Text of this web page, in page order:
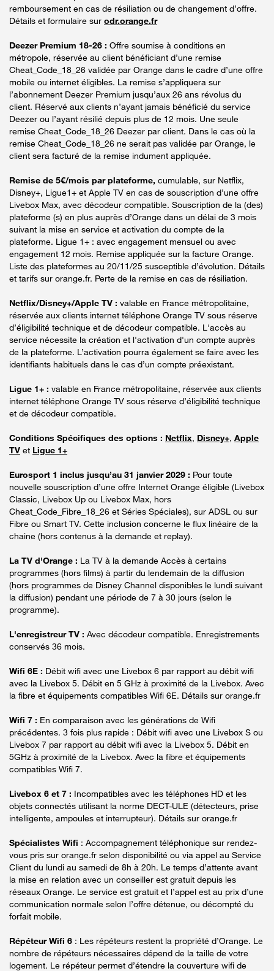
remboursement en cas de résiliation ou de changement d’offre.
Détails et formulaire sur odr.orange.fr
Deezer Premium 18-26 : Offre soumise à conditions en
métropole, réservée au client bénéficiant d’une remise
Cheat_Code_18_26 validée par Orange dans le cadre d’une offre
mobile ou internet éligibles. La remise s’appliquera sur
l’abonnement Deezer Premium jusqu’aux 26 ans révolus du
client. Réservé aux clients n’ayant jamais bénéficié du service
Deezer ou l’ayant résilié depuis plus de 12 mois. Une seule
remise Cheat_Code_18_26 Deezer par client. Dans le cas où la
remise Cheat_Code_18_26 ne serait pas validée par Orange, le
client sera facturé de la remise indument appliquée.
Remise de 5€/mois par plateforme, cumulable, sur Netflix,
Disney+, Ligue1+ et Apple TV en cas de souscription d’une offre
Livebox Max, avec décodeur compatible. Souscription de la (des)
plateforme (s) en plus auprès d’Orange dans un délai de 3 mois
suivant la mise en service et activation du compte de la
plateforme. Ligue 1+ : avec engagement mensuel ou avec
engagement 12 mois. Remise appliquée sur la facture Orange.
Liste des plateformes au 20/11/25 susceptible d’évolution. Détails
et tarifs sur orange.fr. Perte de la remise en cas de résiliation.
Netflix/Disney+/Apple TV : valable en France métropolitaine,
réservée aux clients internet téléphone Orange TV sous réserve
d’éligibilité technique et de décodeur compatible. L'accès au
service nécessite la création et l'activation d'un compte auprès
de la plateforme. L’activation pourra également se faire avec les
identifiants habituels dans le cas d’un compte préexistant.
Ligue 1+ : valable en France métropolitaine, réservée aux clients
internet téléphone Orange TV sous réserve d’éligibilité technique
et de décodeur compatible.
Conditions Spécifiques des options : Netflix, Disney+, Apple
TV et Ligue 1+
Eurosport 1 inclus jusqu’au 31 janvier 2029 : Pour toute
nouvelle souscription d’une offre Internet Orange éligible (Livebox
Classic, Livebox Up ou Livebox Max, hors
Cheat_Code_Fibre_18_26 et Séries Spéciales), sur ADSL ou sur
Fibre ou Smart TV. Cette inclusion concerne le flux linéaire de la
chaine (hors contenus à la demande et replay).
La TV d'Orange : La TV à la demande Accès à certains
programmes (hors films) à partir du lendemain de la diffusion
(hors programmes de Disney Channel disponibles le lundi suivant
la diffusion) pendant une période de 7 à 30 jours (selon le
programme).
L'enregistreur TV : Avec décodeur compatible. Enregistrements
conservés 36 mois.
Wifi 6E : Débit wifi avec une Livebox 6 par rapport au débit wifi
avec la Livebox 5. Débit en 5 GHz à proximité de la Livebox. Avec
la fibre et équipements compatibles Wifi 6E. Détails sur orange.fr
Wifi 7 : En comparaison avec les générations de Wifi
précédentes. 3 fois plus rapide : Débit wifi avec une Livebox S ou
Livebox 7 par rapport au débit wifi avec la Livebox 5. Débit en
5GHz à proximité de la Livebox. Avec la fibre et équipements
compatibles Wifi 7.
Livebox 6 et 7 : Incompatibles avec les téléphones HD et les
objets connectés utilisant la norme DECT-ULE (détecteurs, prise
intelligente, ampoules et interrupteur). Détails sur orange.fr
Spécialistes Wifi : Accompagnement téléphonique sur rendez-
vous pris sur orange.fr selon disponibilité ou via appel au Service
Client du lundi au samedi de 8h à 20h. Le temps d’attente avant
la mise en relation avec un conseiller est gratuit depuis les
réseaux Orange. Le service est gratuit et l’appel est au prix d’une
communication normale selon l’offre détenue, ou décompté du
forfait mobile.
Répéteur Wifi 6 : Les répéteurs restent la propriété d’Orange. Le
nombre de répéteurs nécessaires dépend de la taille de votre
logement. Le répéteur permet d’étendre la couverture wifi de